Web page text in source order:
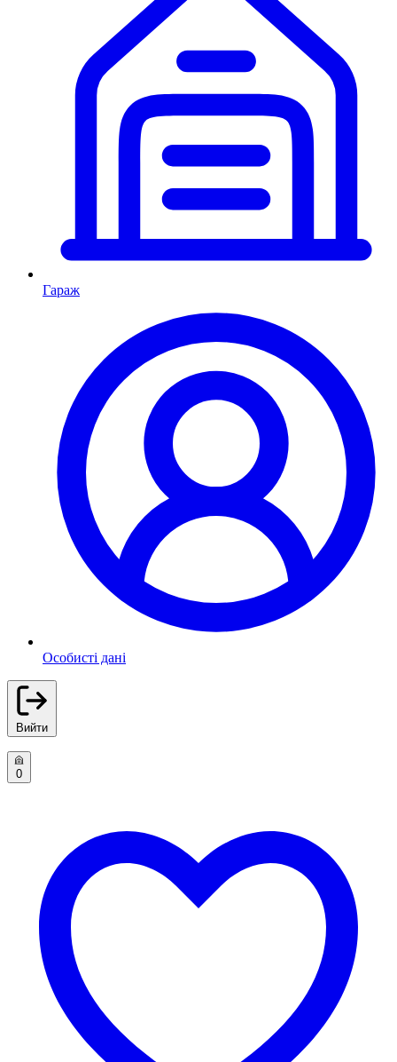
Гараж
Особисті дані
Вийти
0